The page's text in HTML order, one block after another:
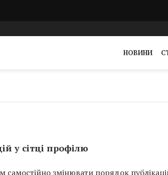
НОВИНИ
у сітці профілю
змінювати порядок